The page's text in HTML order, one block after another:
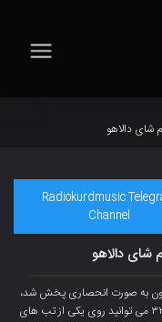
شای دالاهو
Radiokurdmusic
Channel
شای دالاهو
به صورت انحصاری پخش شد،
جهت دانلود و شنیدن این آهنگ با کیفیت های ۱۲۸ و ۳۲۰ می توانید روی یکی از تب های